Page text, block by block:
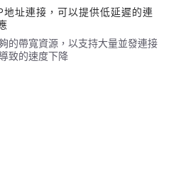
地址連接，可以提供低延遲的連
的帶寬資源，以支持大量並發連接
致的速度下降